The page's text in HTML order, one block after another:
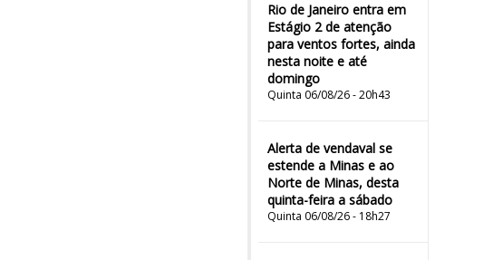
Rio de Janeiro entra em
Estágio 2 de atenção
para ventos fortes, ainda
nesta noite e até
domingo
Quinta 06/08/26 - 20h43
Alerta de vendaval se
estende a Minas e ao
Norte de Minas, desta
quinta-feira a sábado
Quinta 06/08/26 - 18h27